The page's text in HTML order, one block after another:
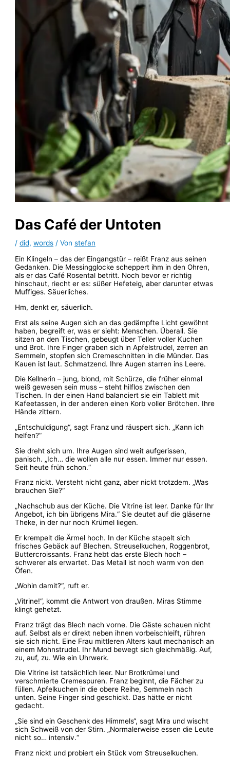
Das Café der Untoten
/did,words / Vonstefan
Ein Klingeln – das der Eingangstür – reißt Franz aus seinen
Gedanken. Die Messingglocke scheppert ihm in den Ohren,
als er das Café Rosental betritt. Noch bevor er richtig
hinschaut, riecht er es: süßer Hefeteig, aber darunter etwas
Muffiges. Säuerliches.
Hm, denkt er, säuerlich.
Erst als seine Augen sich an das gedämpfte Licht gewöhnt
haben, begreift er, was er sieht: Menschen. Überall. Sie
sitzen an den Tischen, gebeugt über Teller voller Kuchen
und Brot. Ihre Finger graben sich in Apfelstrudel, zerren an
Semmeln, stopfen sich Cremeschnitten in die Münder. Das
Kauen ist laut. Schmatzend. Ihre Augen starren ins Leere.
Die Kellnerin – jung, blond, mit Schürze, die früher einmal
weiß gewesen sein muss – steht hilflos zwischen den
Tischen. In der einen Hand balanciert sie ein Tablett mit
Kafeetassen, in der anderen einen Korb voller Brötchen. Ihre
Hände zittern.
„Entschuldigung“, sagt Franz und räuspert sich. „Kann ich
helfen?“
Sie dreht sich um. Ihre Augen sind weit aufgerissen,
panisch. „Ich… die wollen alle nur essen. Immer nur essen.
Seit heute früh schon.“
Franz nickt. Versteht nicht ganz, aber nickt trotzdem. „Was
brauchen Sie?“
„Nachschub aus der Küche. Die Vitrine ist leer. Danke für Ihr
Angebot, ich bin übrigens Mira.“ Sie deutet auf die gläserne
Theke, in der nur noch Krümel liegen.
Er krempelt die Ärmel hoch. In der Küche stapelt sich
frisches Gebäck auf Blechen. Streuselkuchen, Roggenbrot,
Buttercroissants. Franz hebt das erste Blech hoch –
schwerer als erwartet. Das Metall ist noch warm von den
Öfen.
„Wohin damit?“, ruft er.
„Vitrine!“, kommt die Antwort von draußen. Miras Stimme
klingt gehetzt.
Franz trägt das Blech nach vorne. Die Gäste schauen nicht
auf. Selbst als er direkt neben ihnen vorbeischleift, rühren
sie sich nicht. Eine Frau mittleren Alters kaut mechanisch an
einem Mohnstrudel. Ihr Mund bewegt sich gleichmäßig. Auf,
zu, auf, zu. Wie ein Uhrwerk.
Die Vitrine ist tatsächlich leer. Nur Brotkrümel und
verschmierte Cremespuren. Franz beginnt, die Fächer zu
füllen. Apfelkuchen in die obere Reihe, Semmeln nach
unten. Seine Finger sind geschickt. Das hätte er nicht
gedacht.
„Sie sind ein Geschenk des Himmels“, sagt Mira und wischt
sich Schweiß von der Stirn. „Normalerweise essen die Leute
nicht so… intensiv.“
Franz nickt und probiert ein Stück vom Streuselkuchen.